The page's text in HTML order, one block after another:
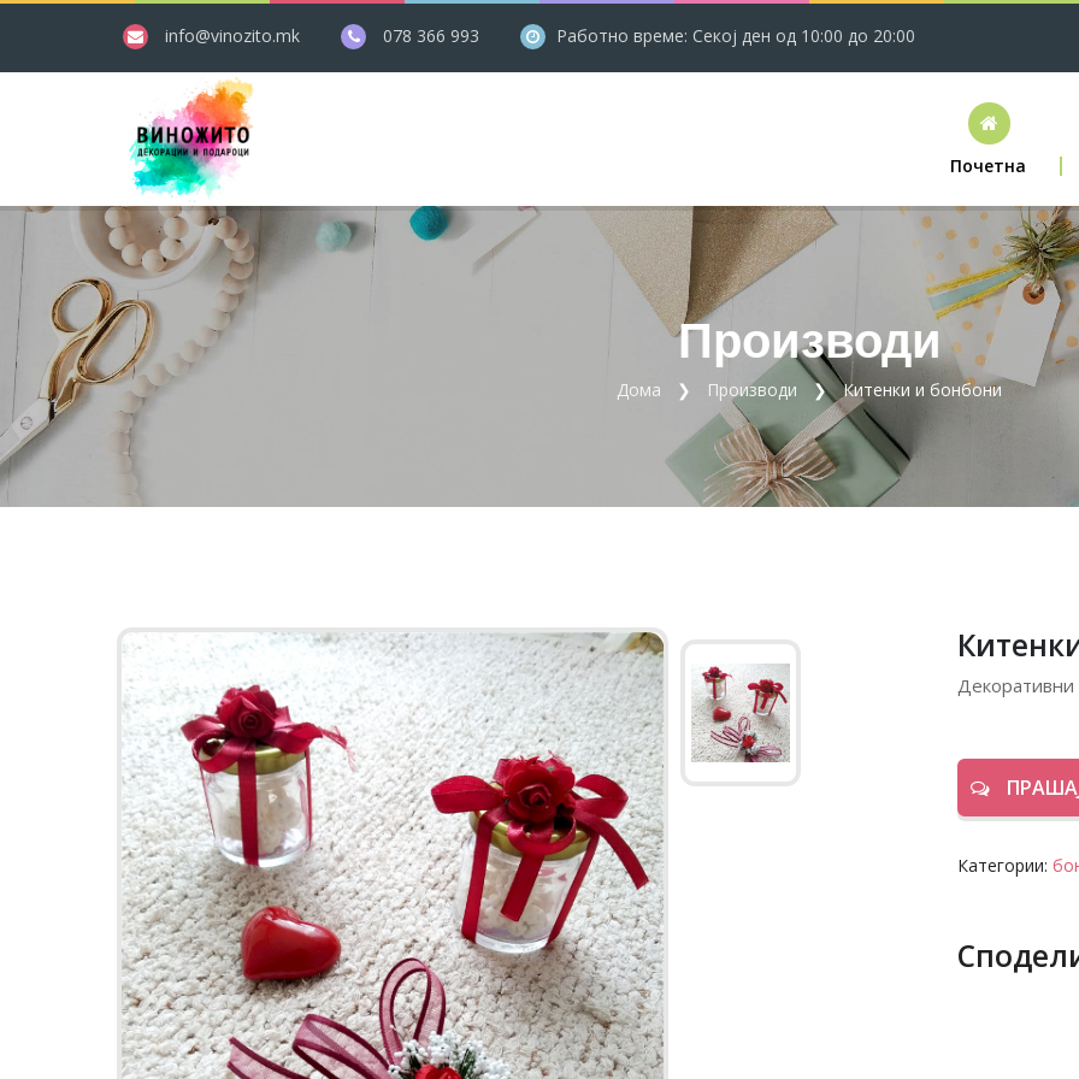
info@vinozito.mk 078 366 993 Работно време: Секој ден од 10:00 до 20:00
Почетна
Производи
Дома Производи Китенки и бонбони
Категории: